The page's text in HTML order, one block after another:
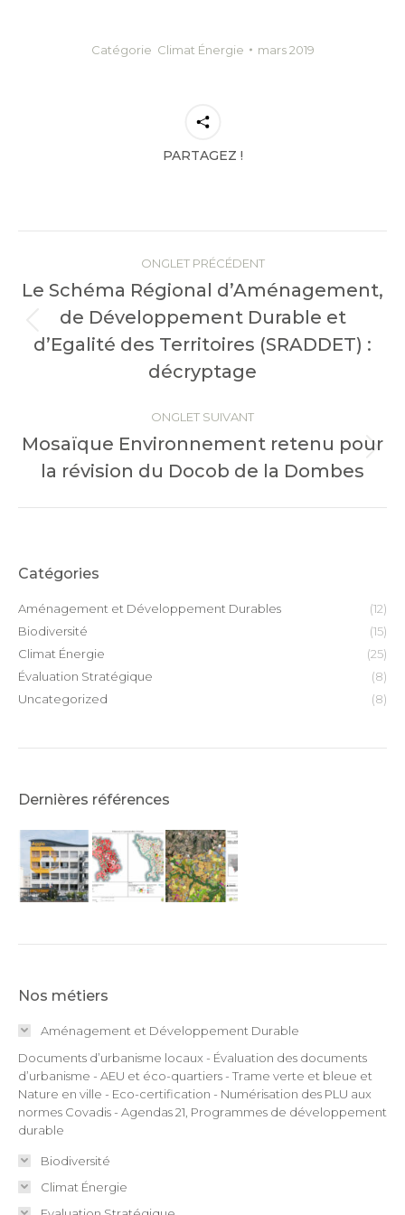
Catégorie Climat Énergie mars 2019
PARTAGEZ !
commentaire
ONGLET PRÉCÉDENT
Onglet
précédent
Le Schéma Régional d’Aménagement,
de Développement Durable et
d’Egalité des Territoires (SRADDET) :
décryptage
ONGLET SUIVANT
Onglet
suivant
Mosaïque Environnement retenu pour
la révision du Docob de la Dombes
Catégories
Aménagement et Développement Durables
(12)
Biodiversité
(15)
Climat Énergie
(25)
Évaluation Stratégique
(8)
Uncategorized
(8)
Dernières références
Nos métiers
Aménagement et Développement Durable
Documents d’urbanisme locaux - Évaluation des documents
d’urbanisme - AEU et éco-quartiers - Trame verte et bleue et
Nature en ville - Eco-certification - Numérisation des PLU aux
normes Covadis - Agendas 21, Programmes de développement
durable
Biodiversité
Climat Énergie